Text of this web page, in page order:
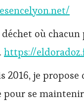
où
https://
2016, je
se